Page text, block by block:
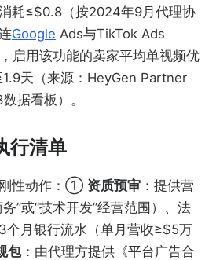
耗≤$0.8（按2024年9月代理协
Google Ads与TikTok Ads
启用该功能的卖家平均单视频优
天（来源：HeyGen Partner
据看板）。
行清单
刚性动作：① 资质预审：提供营
”或“技术开发”经营范围）、法
个月银行流水（单月营收≥$5万
包：由代理方提供《平台广告合